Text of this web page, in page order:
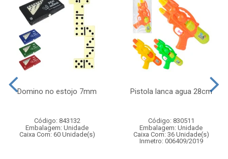
Domino no estojo 7mm
Código: 843132
Embalagem: Unidade
Caixa Com: 60 Unidade(s)
Pistola lanca agua 28cm
Código: 830511
Embalagem: Unidade
Caixa Com: 36 Unidade(s)
Inmetro: 006409/2019